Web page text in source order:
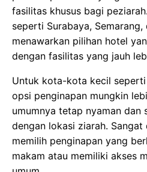
fasilitas khusus bagi
seperti Surabaya,
menawarkan pilihan hotel
dengan fasilitas yang jauh
Untuk kota-kota kecil seperti
opsi penginapan mungkin
umumnya tetap nyaman dan
dengan lokasi ziarah. Sangat
memilih penginapan yang
makam atau memiliki akses